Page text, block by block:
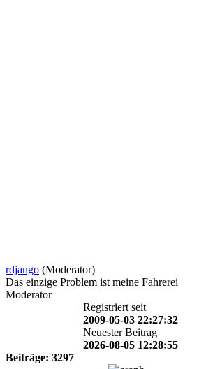
rdjango (Moderator)
Das einzige Problem ist meine Fahrerei
Moderator
Registriert seit
2009-05-03 22:27:32
Neuester Beitrag
2026-08-05 12:28:55
Beiträge: 3297